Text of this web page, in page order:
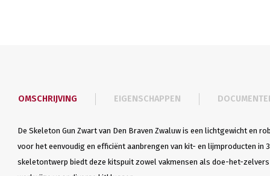
OMSCHRIJVING EIGENSCHAPPEN
De Skeleton Gun Zwart van Den Braven Zwaluw is een lichtgewicht en
voor het eenvoudig en efficiënt aanbrengen van kit- en lijmproducten in
skeletontwerp biedt deze kitspuit zowel vakmensen als doe-het-